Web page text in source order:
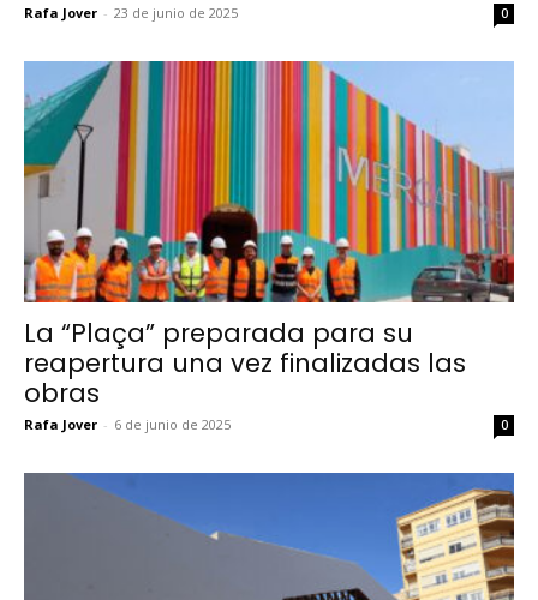
Rafa Jover - 23 de junio de 2025 0
La “Plaça” preparada para su
reapertura una vez finalizadas las
obras
Rafa Jover - 6 de junio de 2025 0